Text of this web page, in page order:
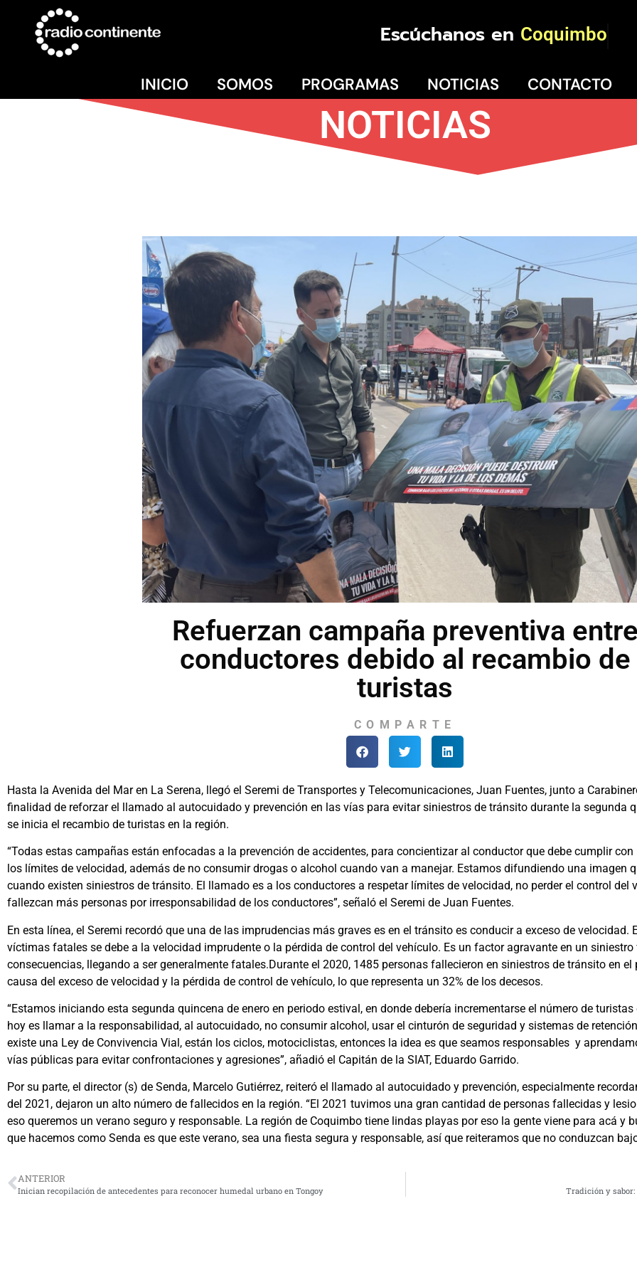
Escúchanos en Coquimbo
INICIO SOMOS PROGRAMAS NOTICIAS CONTACTO
NOTICIAS
Refuerzan campaña preventiva
conductores debido al recambio de
turistas
COMPARTE
Hasta la Avenida del Mar en La Serena, llegó el Seremi de Transportes y Telecomunicaciones, Juan Fuentes, junto a
finalidad de reforzar el llamado al autocuidado y prevención en las vías para evitar siniestros de tránsito durante la segunda
se inicia el recambio de turistas en la región.
“Todas estas campañas están enfocadas a la prevención de accidentes, para concientizar al conductor que debe cumplir
los límites de velocidad, además de no consumir drogas o alcohol cuando van a manejar. Estamos difundiendo una imagen
cuando existen siniestros de tránsito. El llamado es a los conductores a respetar límites de velocidad, no perder el control del
fallezcan más personas por irresponsabilidad de los conductores”, señaló el Seremi de Juan Fuentes.
En esta línea, el Seremi recordó que una de las imprudencias más graves es en el tránsito es conducir a exceso de velocidad.
víctimas fatales se debe a la velocidad imprudente o la pérdida de control del vehículo. Es un factor agravante en un
consecuencias, llegando a ser generalmente fatales.Durante el 2020, 1485 personas fallecieron en siniestros de tránsito en el
causa del exceso de velocidad y la pérdida de control de vehículo, lo que representa un 32% de los decesos.
“Estamos iniciando esta segunda quincena de enero en periodo estival, en donde debería incrementarse el número de
hoy es llamar a la responsabilidad, al autocuidado, no consumir alcohol, usar el cinturón de seguridad y sistemas de
existe una Ley de Convivencia Vial, están los ciclos, motociclistas, entonces la idea es que seamos responsables y
vías públicas para evitar confrontaciones y agresiones”, añadió el Capitán de la SIAT, Eduardo Garrido.
Por su parte, el director (s) de Senda, Marcelo Gutiérrez, reiteró el llamado al autocuidado y prevención, especialmente
del 2021, dejaron un alto número de fallecidos en la región. “El 2021 tuvimos una gran cantidad de personas fallecidas y
eso queremos un verano seguro y responsable. La región de Coquimbo tiene lindas playas por eso la gente viene para acá y
que hacemos como Senda es que este verano, sea una fiesta segura y responsable, así que reiteramos que no conduzcan
ANTERIOR
Inician recopilación de antecedentes para reconocer humedal urbano en Tongoy Tradición y